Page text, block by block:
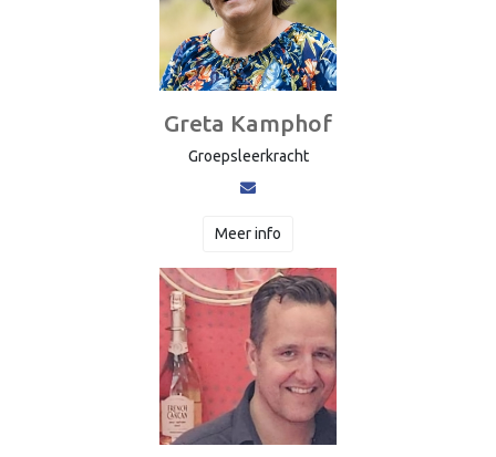
Greta Kamphof
Groepsleerkracht
Meer info